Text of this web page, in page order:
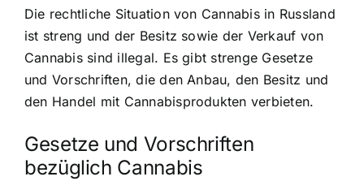
Die rechtliche Situation von Cannabis in Russland
ist streng und der Besitz sowie der Verkauf von
Cannabis sind illegal. Es gibt strenge Gesetze
und Vorschriften, die den Anbau, den Besitz und
den Handel mit Cannabisprodukten verbieten.
Gesetze und Vorschriften
bezüglich Cannabis